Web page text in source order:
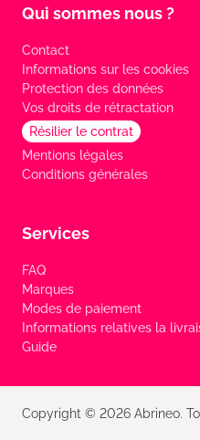
Qui sommes nous ?
Contact
Informations sur les cookies
Protection des données
Vos droits de rétractation
Résilier le contrat
Mentions légales
Conditions générales
Services
FAQ
Marques
Modes de paiement
Informations relatives la
Guide
Copyright © 2026 Abrineo.